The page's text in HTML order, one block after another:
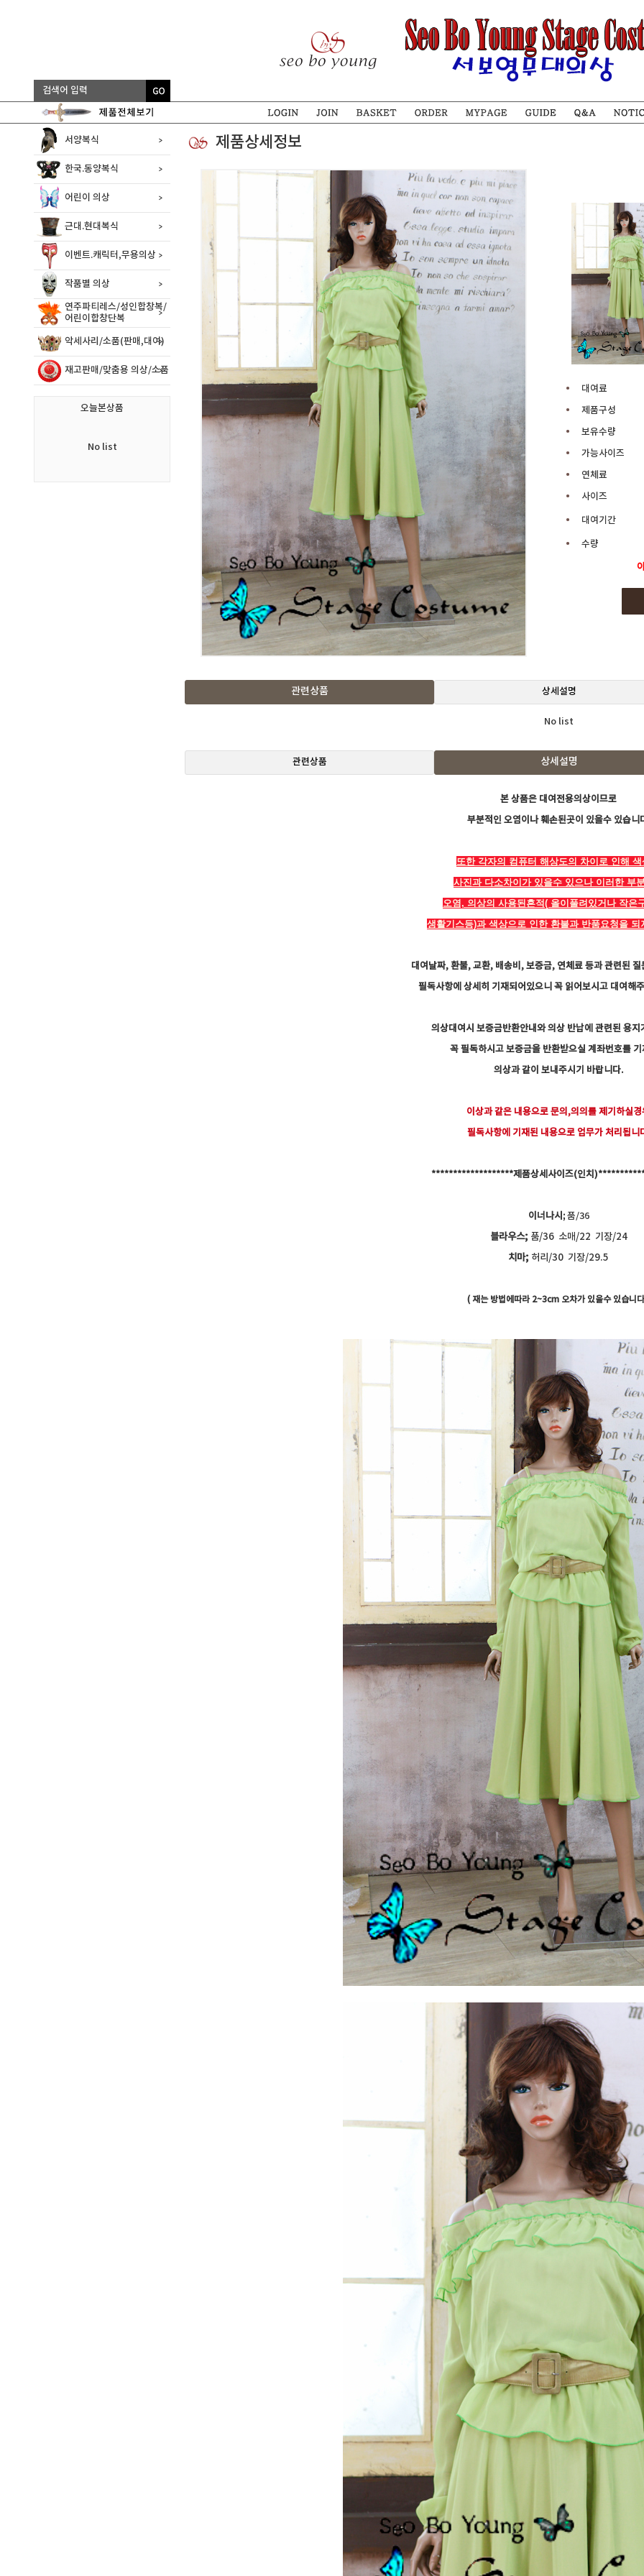
서양복식
한국.동양복식
어린이 의상
근대.현대복식
이벤트.캐릭터,무용의상
작품별 의상
연주파티레스/성인합창복/
어린이합창단복
악세사리/소품(판매,대여)
재고판매/맞춤용 의상/소품
오늘본상품
No list
제품상세정보
대여료
제품구성
보유수량
가능사이즈
연체료
사이즈
대여기간
수량
관련상품 상세설명
No list
관련상품 상세설명
본상품은 대여전용의상이므로
부분적인 오염이나 훼손된곳이 있을수 있습니
또한 각자의 컴퓨터 해상도의 차이로 인해 색
사진과 다소차이가 있을수 있으나 이러한 부
오염, 의상의 사용된흔적( 올이풀려있거나 작은
생활기스등)과 색상으로 인한 환불과 반품요청을 되
대여날짜, 환불, 교환, 배송비, 보증금, 연체료 등과 관련된
필독사항에 상세히 기재되어있으니 꼭 읽어보시고 대여해
의상대여시 보증금반환안내와 의상 반납에 관련된 용지
꼭 필독하시고 보증금을 반환받으실 계좌번호를 기
의상과 같이 보내주시기 바랍니다.
이상과 같은 내용으로 문의,의의를 제기하실경
필독사항에 기재된 내용으로 업무가 처리됩니
*******************제품상세사이즈(인치
이너나시;품/36
블라우스; 품/36 소매/22 기장/24
치마; 허리/30 기장/29.5
( 재는 방법에따라 2~3cm 오차가 있을수 있습니